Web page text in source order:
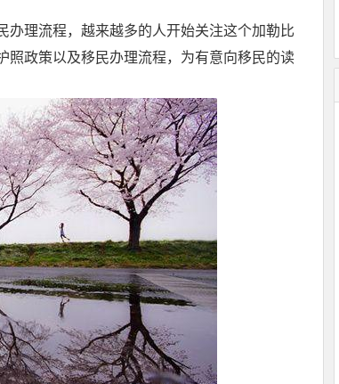
办理流程，越来越多的人开始关注这个加勒比
照政策以及移民办理流程，为有意向移民的读